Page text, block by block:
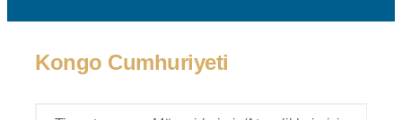
Kongo Cumhuriyeti